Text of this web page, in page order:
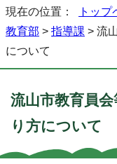
現在の位置： トップ
教育部 > 指導課 > 流
について
流山市教育員
り方について